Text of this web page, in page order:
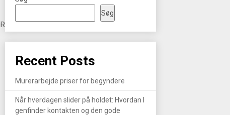
Søg
Recent Posts
Murerarbejde priser for begyndere
Når hverdagen slider på holdet: Hvordan I
genfinder kontakten og den gode